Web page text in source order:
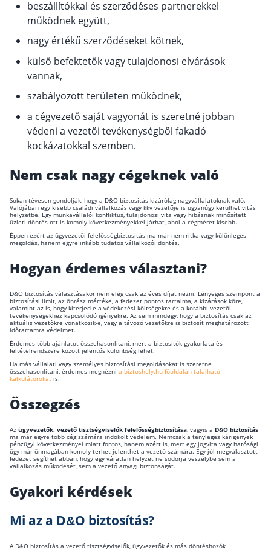
beszállítókkal és szerződéses partnerekkel
működnek együtt,
nagy értékű szerződéseket kötnek,
külső befektetők vagy tulajdonosi elvárások
vannak,
szabályozott területen működnek,
a cégvezető saját vagyonát is szeretné jobban
védeni a vezetői tevékenységből fakadó
kockázatokkal szemben.
Nem csak nagy cégeknek való
Sokan tévesen gondolják, hogy a D&O biztosítás kizárólag nagyvállalatoknak való.
Valójában egy kisebb családi vállalkozás vagy kkv vezetője is ugyanúgy kerülhet vitás
helyzetbe. Egy munkavállalói konfliktus, tulajdonosi vita vagy hibásnak minősített
üzleti döntés ott is komoly következményekkel járhat, ahol a cégméret kisebb.
Éppen ezért az ügyvezetői felelősségbiztosítás ma már nem ritka vagy különleges
megoldás, hanem egyre inkább tudatos vállalkozói döntés.
Hogyan érdemes választani?
D&O biztosítás választásakor nem elég csak az éves díjat nézni. Lényeges szempont a
biztosítási limit, az önrész mértéke, a fedezet pontos tartalma, a kizárások köre,
valamint az is, hogy kiterjed-e a védekezési költségekre és a korábbi vezetői
tevékenységekhez kapcsolódó igényekre. Az sem mindegy, hogy a biztosítás csak az
aktuális vezetőkre vonatkozik-e, vagy a távozó vezetőkre is biztosít meghatározott
időtartamra védelmet.
Érdemes több ajánlatot összehasonlítani, mert a biztosítók gyakorlata és
feltételrendszere között jelentős különbség lehet.
Ha más vállalati vagy személyes biztosítási megoldásokat is szeretne
összehasonlítani, érdemes megnézni a biztoshely.hu főoldalán található
kalkulátorokat is.
Összegzés
Az ügyvezetők, vezető tisztségviselők felelősségbiztosítása, vagyis a D&O biztosítás
ma már egyre több cég számára indokolt védelem. Nemcsak a tényleges kárigények
pénzügyi következményei miatt fontos, hanem azért is, mert egy jogvita vagy hatósági
ügy már önmagában komoly terhet jelenthet a vezető számára. Egy jól megválasztott
fedezet segíthet abban, hogy egy váratlan helyzet ne sodorja veszélybe sem a
vállalkozás működését, sem a vezető anyagi biztonságát.
Gyakori kérdések
Mi az a D&O biztosítás?
A D&O biztosítás a vezető tisztségviselők, ügyvezetők és más döntéshozók